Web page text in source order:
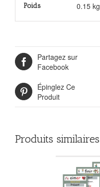
Poids 0.15 kg
Partagez sur
Facebook
Épinglez Ce
Produit
Produits similaires